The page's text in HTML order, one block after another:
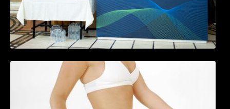
Tratamentul Wegovy® generează o scădere
în greutate de până la 22,6% la femei în
perioada menopauzei și reduce la jumătate
riscul de migrene